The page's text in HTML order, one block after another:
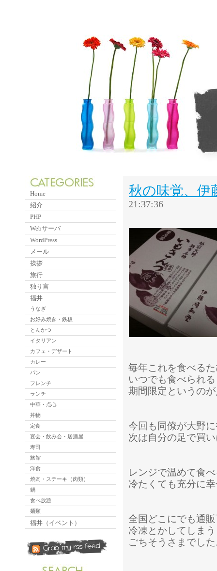
秋の味覚、伊
21:37:36
毎年これを食べる
いつでも食べられ
期間限定というの
今回も同僚が大野
次は自分の足で買
レンジで温めて食
冷たくても充分に
全国どこにでも通
冷凍とかしてしま
ごちそうさまでし
Home
紹介
PHP
Webサーバ
WordPress
メール
挨拶
旅行
独り言
福井
うなぎ
お好み焼き・鉄板
とんかつ
イタリアン
カフェ・デザート
カレー
パン
フレンチ
ランチ
中華・点心
丼物
定食
宴会・飲み会・居酒屋
寿司
旅館
洋食
焼肉・ステーキ（肉類）
鍋
食べ放題
麺類
福井（イベント）